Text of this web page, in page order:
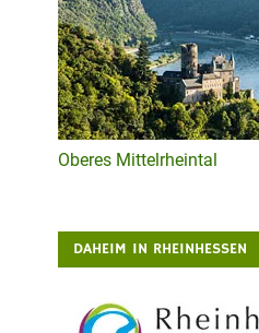
Oberes Mittelrheintal
DAHEIM IN RHEINHESSEN